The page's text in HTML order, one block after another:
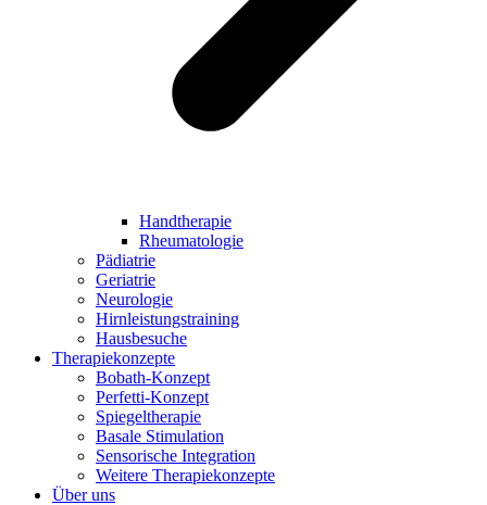
Handtherapie
Rheumatologie
Pädiatrie
Geriatrie
Neurologie
Hirnleistungstraining
Hausbesuche
Therapiekonzepte
Bobath-Konzept
Perfetti-Konzept
Spiegeltherapie
Basale Stimulation
Sensorische Integration
Weitere Therapiekonzepte
Über uns